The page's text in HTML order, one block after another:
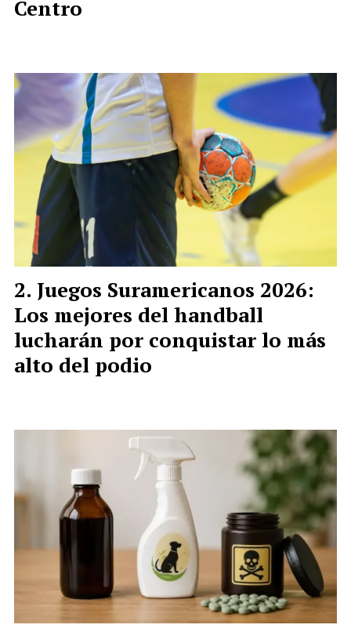
Centro
Juegos Suramericanos 2026:
Los mejores del handball
lucharán por conquistar lo más
alto del podio